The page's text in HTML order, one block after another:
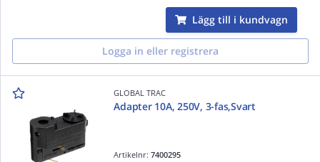
Lägg till i kundvagn
Logga in eller registrera
GLOBAL TRAC
Adapter 10A, 250V, 3-fas,Svart
Artikelnr:7400295